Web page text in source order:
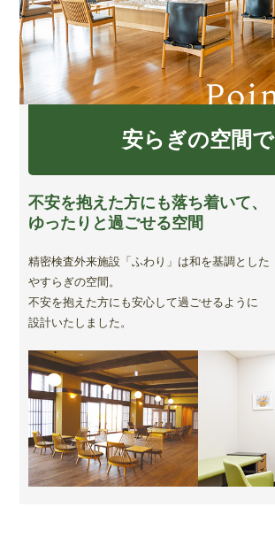
安らぎの空間で
不安を抱えた方にも落ち着いて、
ゆったりと過ごせる空間
精密検査外来施設「ふわり」は和を基調とした
やすらぎの空間。
不安を抱えた方にも安心して過ごせるように
設計いたしました。